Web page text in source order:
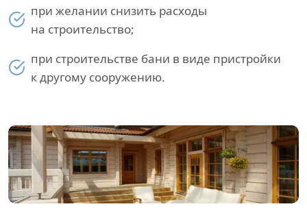
при желании снизить расходы
на строительство;
при строительстве бани в виде пристройки
к другому сооружению.